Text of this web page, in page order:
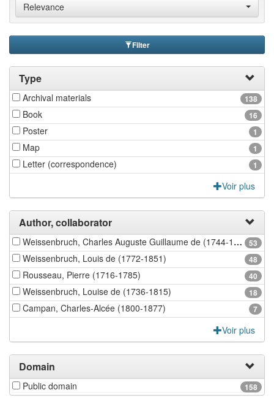
Relevance
Filter
Type
138
Archival materials
16
Book
1
Poster
1
Map
1
Letter (correspondence)
Voir plus
Author, collaborator
53
Weissenbruch, Charles Auguste Guillaume de (1744-1826)
48
Weissenbruch, Louis de (1772-1851)
40
Rousseau, Pierre (1716-1785)
18
Weissenbruch, Louise de (1736-1815)
7
Campan, Charles-Alcée (1800-1877)
Voir plus
Domain
158
Public domain